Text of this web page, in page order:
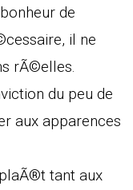
de
il ne
rÃ©elles.
du peu de
aux apparences
tant aux